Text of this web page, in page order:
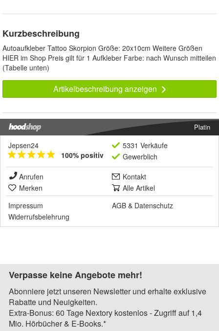
Kurzbeschreibung
Autoaufkleber Tattoo Skorpion Größe: 20x10cm Weitere Größen
HIER im Shop Preis gilt für 1 Aufkleber Farbe: nach Wunsch mitteilen
(Tabelle unten)
Artikelbeschreibung anzeigen
Platin
Jepsen24
100% positiv
5331 Verkäufe
Gewerblich
Anrufen
Kontakt
Merken
Alle Artikel
Impressum
AGB & Datenschutz
Widerrufsbelehrung
Verpasse keine Angebote mehr!
Abonniere jetzt unseren Newsletter und erhalte exklusive
Rabatte und Neuigkeiten.
Extra-Bonus: 60 Tage Nextory kostenlos - Zugriff auf 1,4
Mio. Hörbücher & E-Books.*